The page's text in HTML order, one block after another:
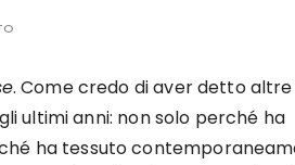
. Come credo di aver detto
ultimi anni: non solo perché ha
ha tessuto